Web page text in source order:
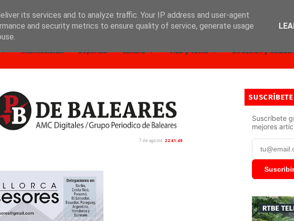
Internacional Deportes Cultura Vida y estilo Dirección y
7 de agosto 22:41:50
Suscríbete
mejores
RTBE
its services and to analyze traffic. Your IP address and user-agent
and security metrics to ensure quality of service, generate usage